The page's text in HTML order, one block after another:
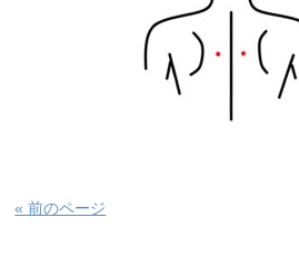
« 前のページ